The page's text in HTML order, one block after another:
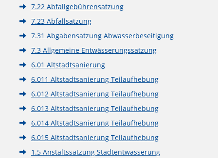
7.22 Abfallgebührensatzung
7.23 Abfallsatzung
7.31 Abgabensatzung Abwasserbeseitigung
7.3 Allgemeine Entwässerungssatzung
6.01 Altstadtsanierung
6.011 Altstadtsanierung Teilaufhebung
6.012 Altstadtsanierung Teilaufhebung
6.013 Altstadtsanierung Teilaufhebung
6.014 Altstadtsanierung Teilaufhebung
6.015 Altstadtsanierung Teilaufhebung
1.5 Anstaltssatzung Stadtentwässerung